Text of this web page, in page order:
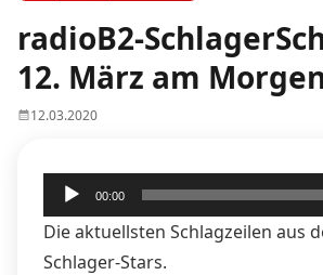
radioB2-
12. März am
12.03.2020
Audio-
Player
00:00
Die aktuellsten Schlagzeilen aus
Schlager-Stars.